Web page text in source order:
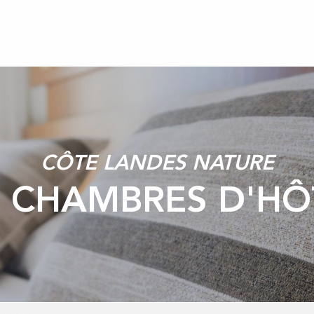
CÔTE LANDES NATURE
CHAMBRES